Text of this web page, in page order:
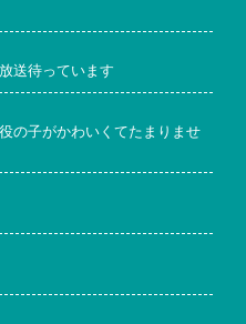
送待っています
の子がかわいくてたまりませ